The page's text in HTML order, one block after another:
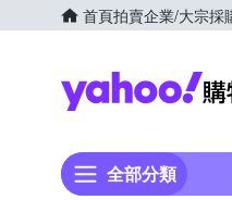
首頁拍賣企業/大宗採
全部分類